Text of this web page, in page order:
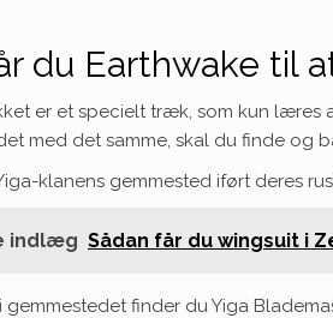
du Earthwake til
er et specielt træk, som kun læres
med det samme, skal du finde og
klanens gemmested iført deres
indlæg Sådan får du wingsuit i
gemmestedet finder du Yiga